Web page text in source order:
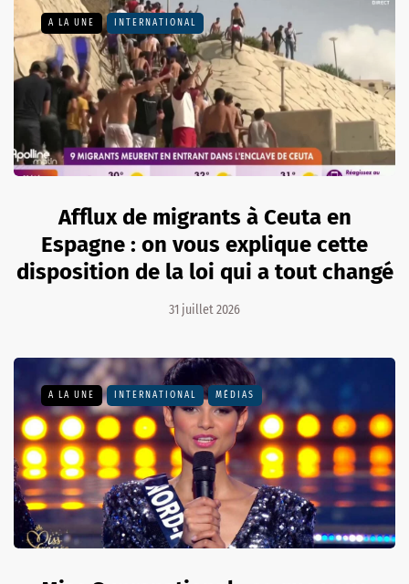
A LA UNE INTERNATIONAL
Afflux de migrants à Ceuta en
Espagne : on vous explique cette
disposition de la loi qui a tout changé
31 juillet 2026
A LA UNE INTERNATIONAL MÉDIAS